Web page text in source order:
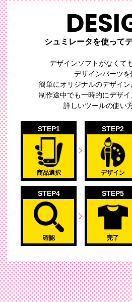
シュミレータを使って
デザインソフトがなくて
デザインパーツを
簡単にオリジナルのデザイン
制作途中でも一時的にデザイ
詳しいツールの使い
STEP1
商品選択
STEP2
デザイン
STEP4
確認
STEP5
完了